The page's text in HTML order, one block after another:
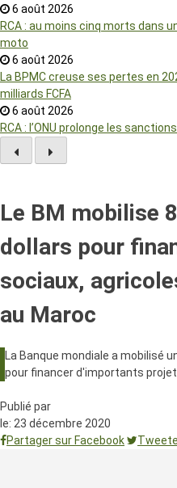
6 août 2026
RCA : au moins cinq morts dans
moto
6 août 2026
La BPMC creuse ses pertes en
milliards FCFA
6 août 2026
RCA : l’ONU prolonge les
Le BM mobilise
dollars pour
sociaux,
au Maroc
La Banque mondiale a mobilisé
pour financer d'importants
Publié par
le: 23 décembre 2020
Partager sur Facebook